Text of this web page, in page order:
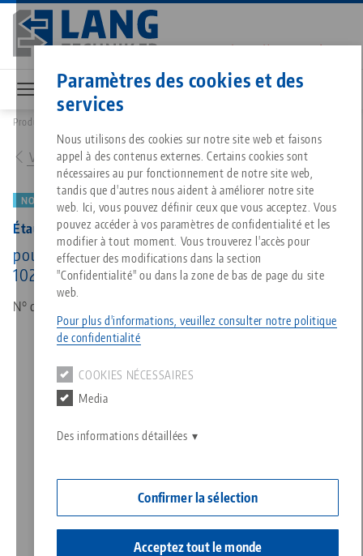
Paramètres des cookies et des
services
Nous utilisons des cookies sur notre site web et faisons
appel à des contenus externes. Certains cookies sont
nécessaires au pur fonctionnement de notre site web,
tandis que d'autres nous aident à améliorer notre site
web. Ici, vous pouvez définir ceux que vous acceptez. Vous
pouvez accéder à vos paramètres de confidentialité et les
modifier à tout moment. Vous trouverez l'accès pour
effectuer des modifications dans la section
"Confidentialité" ou dans la zone de bas de page du site
web.
Pour plus d'informations, veuillez consulter notre politique
de confidentialité
COOKIES NÉCESSAIRES
Media
Des informations détaillées
Confirmer la sélection
Acceptez tout le monde
Aller
contenu
principal
Tout d'une seule source
Technologie de serrage à
Technologie de serrage des
À propos de LANG
Philosophie
Innovations
Téléchargements
FAQ
Commande de catalogue
Blog
Actualités
Salons professionnels
Produits assortis
Désolé. Nous n'avons pu trouver aucun résultat.
Vers l'aperçu des produits
Services
Quicklinks
Search
Téléchargements
Downloads
Breadcrumb
Produits
Vers l'aperçu des produits
NOUVEAU
Étau de centrage 77, Corps de base
pour largeur de mors 46 mm, Longueur de base
102 mm
N° d'art 40085-46